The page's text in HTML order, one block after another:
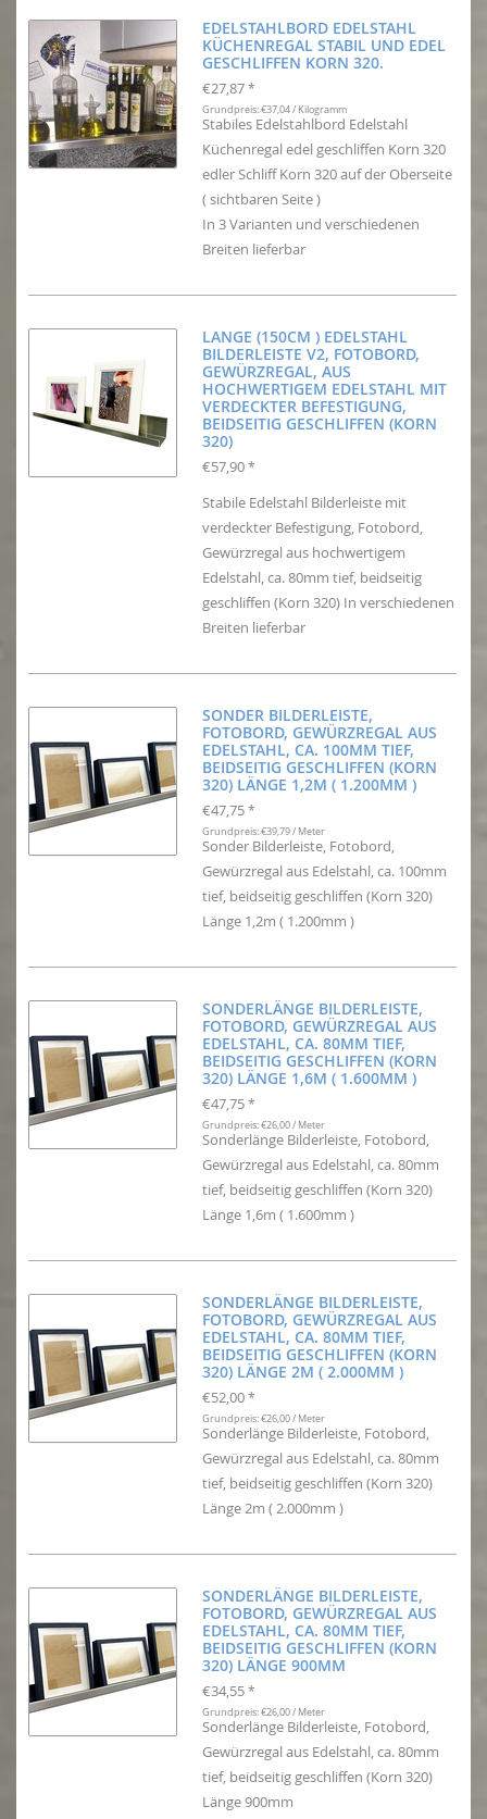
EDELSTAHLBORD EDELSTAHL
KÜCHENREGAL STABIL UND EDEL
GESCHLIFFEN KORN 320.
€27,87 *
Grundpreis: €37,04 / Kilogramm
Stabiles Edelstahlbord Edelstahl
Küchenregal edel geschliffen Korn 320
edler Schliff Korn 320 auf der Oberseite
( sichtbaren Seite )
In 3 Varianten und verschiedenen
Breiten lieferbar
LANGE (150CM ) EDELSTAHL
BILDERLEISTE V2, FOTOBORD,
GEWÜRZREGAL, AUS
HOCHWERTIGEM EDELSTAHL MIT
VERDECKTER BEFESTIGUNG,
BEIDSEITIG GESCHLIFFEN (KORN
320)
€57,90 *
Stabile Edelstahl Bilderleiste mit
verdeckter Befestigung, Fotobord,
Gewürzregal aus hochwertigem
Edelstahl, ca. 80mm tief, beidseitig
geschliffen (Korn 320) In verschiedenen
Breiten lieferbar
SONDER BILDERLEISTE,
FOTOBORD, GEWÜRZREGAL AUS
EDELSTAHL, CA. 100MM TIEF,
BEIDSEITIG GESCHLIFFEN (KORN
320) LÄNGE 1,2M ( 1.200MM )
€47,75 *
Grundpreis: €39,79 / Meter
Sonder Bilderleiste, Fotobord,
Gewürzregal aus Edelstahl, ca. 100mm
tief, beidseitig geschliffen (Korn 320)
Länge 1,2m ( 1.200mm )
SONDERLÄNGE BILDERLEISTE,
FOTOBORD, GEWÜRZREGAL AUS
EDELSTAHL, CA. 80MM TIEF,
BEIDSEITIG GESCHLIFFEN (KORN
320) LÄNGE 1,6M ( 1.600MM )
€47,75 *
Grundpreis: €26,00 / Meter
Sonderlänge Bilderleiste, Fotobord,
Gewürzregal aus Edelstahl, ca. 80mm
tief, beidseitig geschliffen (Korn 320)
Länge 1,6m ( 1.600mm )
SONDERLÄNGE BILDERLEISTE,
FOTOBORD, GEWÜRZREGAL AUS
EDELSTAHL, CA. 80MM TIEF,
BEIDSEITIG GESCHLIFFEN (KORN
320) LÄNGE 2M ( 2.000MM )
€52,00 *
Grundpreis: €26,00 / Meter
Sonderlänge Bilderleiste, Fotobord,
Gewürzregal aus Edelstahl, ca. 80mm
tief, beidseitig geschliffen (Korn 320)
Länge 2m ( 2.000mm )
SONDERLÄNGE BILDERLEISTE,
FOTOBORD, GEWÜRZREGAL AUS
EDELSTAHL, CA. 80MM TIEF,
BEIDSEITIG GESCHLIFFEN (KORN
320) LÄNGE 900MM
€34,55 *
Grundpreis: €26,00 / Meter
Sonderlänge Bilderleiste, Fotobord,
Gewürzregal aus Edelstahl, ca. 80mm
tief, beidseitig geschliffen (Korn 320)
Länge 900mm